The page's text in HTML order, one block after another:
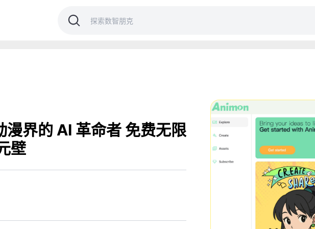
界的 AI 革命者 免费无限
壁